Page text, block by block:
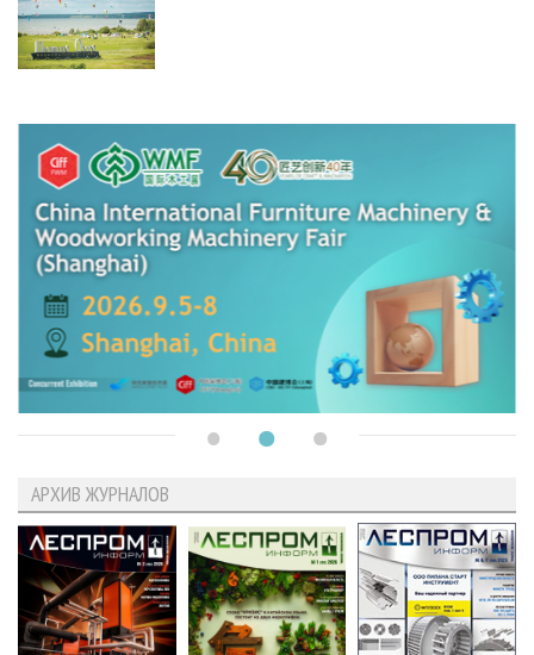
АРХИВ ЖУРНАЛОВ